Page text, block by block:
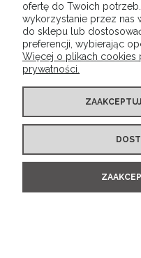
ofertę do Twoich
wykorzystanie przez nas
do sklepu lub
preferencji, wybierając
Więcej o plikach cookies
prywatności.